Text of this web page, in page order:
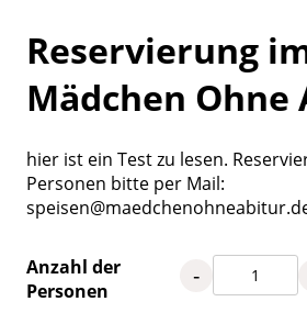
Reservierung
Mädchen
hier ist ein Test zu lesen.
Personen bitte per Mail:
Anzahl der
Personen
-